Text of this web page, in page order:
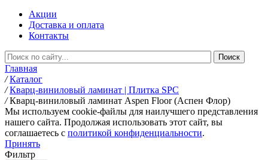
Акции
Доставка и оплата
Контакты
Главная
/ Каталог
/ Кварц-виниловый ламинат | Плитка SPC
/ Кварц-виниловый ламинат Aspen Floor (Аспен Флор)
Мы используем cookie-файлы для наилучшего представления
нашего сайта. Продолжая использовать этот сайт, вы
соглашаетесь c политикой конфиденциальности.
Принять
Фильтр